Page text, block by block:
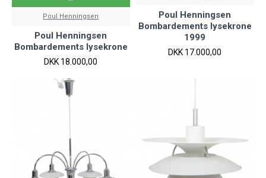
Poul Henningsen
Poul Henningsen
Bombardements lysekrone
DKK 18.000,00
Poul Henningsen
Bombardements lysekrone
1999
DKK 17.000,00